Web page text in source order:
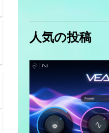
人気の投稿